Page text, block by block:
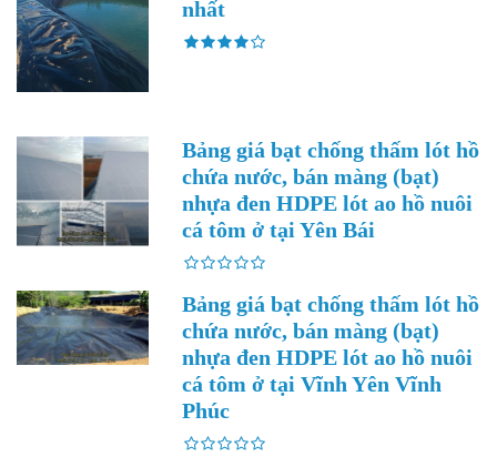
nhất
Bảng giá bạt chống thấm lót hồ
chứa nước, bán màng (bạt)
nhựa đen HDPE lót ao hồ nuôi
cá tôm ở tại Yên Bái
Bảng giá bạt chống thấm lót hồ
chứa nước, bán màng (bạt)
nhựa đen HDPE lót ao hồ nuôi
cá tôm ở tại Vĩnh Yên Vĩnh
Phúc